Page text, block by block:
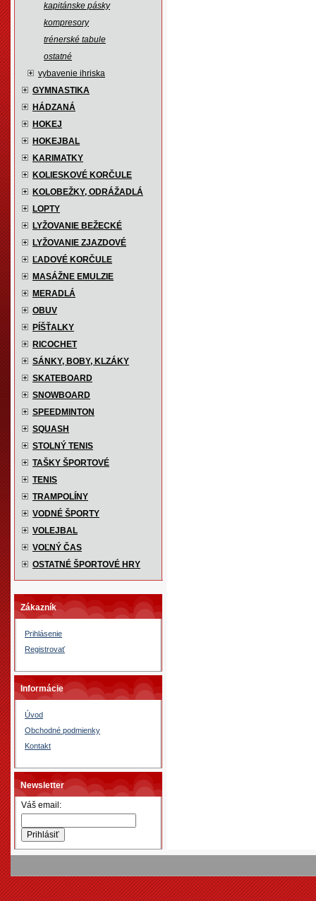
kapitánske pásky
kompresory
trénerské tabule
ostatné
vybavenie ihriska
GYMNASTIKA
HÁDZANÁ
HOKEJ
HOKEJBAL
KARIMATKY
KOLIESKOVÉ KORČULE
KOLOBEŽKY, ODRÁŽADLÁ
LOPTY
LYŽOVANIE BEŽECKÉ
LYŽOVANIE ZJAZDOVÉ
ĽADOVÉ KORČULE
MASÁŽNE EMULZIE
MERADLÁ
OBUV
PÍŠŤALKY
RICOCHET
SÁNKY, BOBY, KLZÁKY
SKATEBOARD
SNOWBOARD
SPEEDMINTON
SQUASH
STOLNÝ TENIS
TAŠKY ŠPORTOVÉ
TENIS
TRAMPOLÍNY
VODNÉ ŠPORTY
VOLEJBAL
VOĽNÝ ČAS
OSTATNÉ ŠPORTOVÉ HRY
Zákazník
Prihlásenie
Registrovať
Informácie
Úvod
Obchodné podmienky
Kontakt
Newsletter
Váš email: